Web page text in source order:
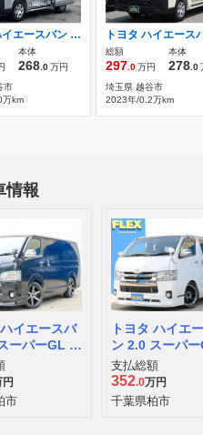
トヨタ ハイエースバン 2.0 DX ロング セーフティセンス/衝突軽減ブレーキ/レーン
本体
268.0万円
市
km
総額
297.0万円
本体
278.0
埼玉県 越谷市
2023年/0.2万km
情報
イエースバ
ーパーGL ダ
イム ロング
市
トヨタ ハイエ
ン 2.0 スーパ
ークプライム
ボディ
支払総額
352.0万円
千葉県柏市